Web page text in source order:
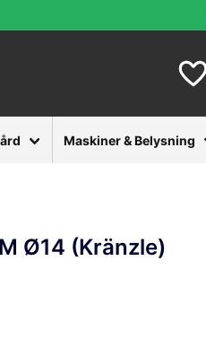
Maskiner & Belysning
Ø14 (Kränzle)